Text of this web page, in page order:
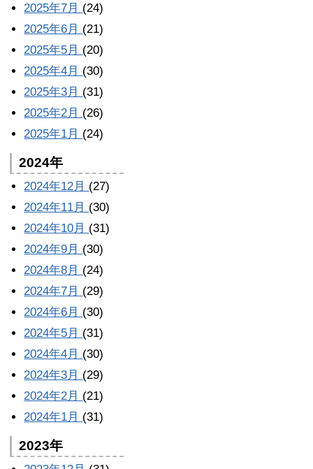
2025年7月 (24)
2025年6月 (21)
2025年5月 (20)
2025年4月 (30)
2025年3月 (31)
2025年2月 (26)
2025年1月 (24)
2024年
2024年12月 (27)
2024年11月 (30)
2024年10月 (31)
2024年9月 (30)
2024年8月 (24)
2024年7月 (29)
2024年6月 (30)
2024年5月 (31)
2024年4月 (30)
2024年3月 (29)
2024年2月 (21)
2024年1月 (31)
2023年